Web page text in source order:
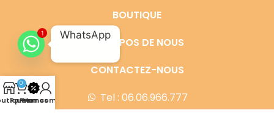
BOUTIQUE
À PROPOS DE NOUS
CONTACTEZ-NOUS
Tel : 06.06.966.777
0
Panier
Promos
Mon compte
1 WhatsApp